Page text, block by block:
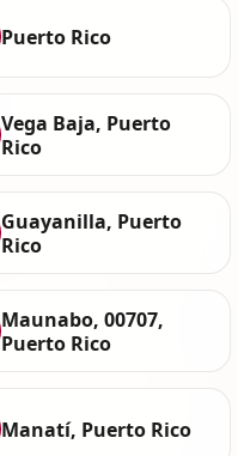
Puerto Rico
Vega Baja, Puerto
Rico
Guayanilla, Puerto
Rico
Maunabo, 00707,
Puerto Rico
Manatí, Puerto Rico